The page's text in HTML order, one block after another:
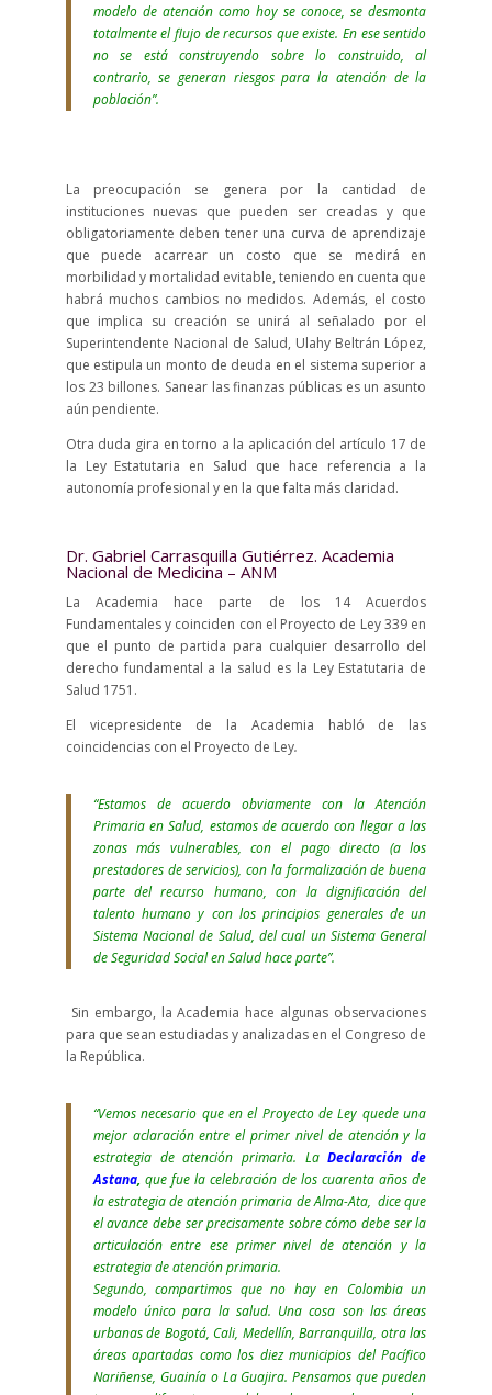
modelo de atención como hoy se conoce, se desmonta
totalmente el flujo de recursos que existe. En ese sentido
no se está construyendo sobre lo construido, al
contrario, se generan riesgos para la atención de la
población”.
La preocupación se genera por la cantidad de
instituciones nuevas que pueden ser creadas y que
obligatoriamente deben tener una curva de aprendizaje
que puede acarrear un costo que se medirá en
morbilidad y mortalidad evitable, teniendo en cuenta que
habrá muchos cambios no medidos. Además, el costo
que implica su creación se unirá al señalado por el
Superintendente Nacional de Salud, Ulahy Beltrán López,
que estipula un monto de deuda en el sistema superior a
los 23 billones. Sanear las finanzas públicas es un asunto
aún pendiente.
Otra duda gira en torno a la aplicación del artículo 17 de
la Ley Estatutaria en Salud que hace referencia a la
autonomía profesional y en la que falta más claridad.
Dr. Gabriel Carrasquilla Gutiérrez. Academia
Nacional de Medicina – ANM
La Academia hace parte de los 14 Acuerdos
Fundamentales y coinciden con el Proyecto de Ley 339 en
que el punto de partida para cualquier desarrollo del
derecho fundamental a la salud es la Ley Estatutaria de
Salud 1751.
El vicepresidente de la Academia habló de las
coincidencias con el Proyecto de Ley.
“Estamos de acuerdo obviamente con la Atención
Primaria en Salud, estamos de acuerdo con llegar a las
zonas más vulnerables, con el pago directo (a los
prestadores de servicios), con la formalización de buena
parte del recurso humano, con la dignificación del
talento humano y con los principios generales de un
Sistema Nacional de Salud, del cual un Sistema General
de Seguridad Social en Salud hace parte”.
Sin embargo, la Academia hace algunas observaciones
para que sean estudiadas y analizadas en el Congreso de
la República.
“Vemos necesario que en el Proyecto de Ley quede una
mejor aclaración entre el primer nivel de atención y la
estrategia de atención primaria. LaDeclaración de
Astana, que fue la celebración de los cuarenta años de
la estrategia de atención primaria de Alma-Ata, dice que
el avance debe ser precisamente sobre cómo debe ser la
articulación entre ese primer nivel de atención y la
estrategia de atención primaria.
Segundo, compartimos que no hay en Colombia un
modelo único para la salud. Una cosa son las áreas
urbanas de Bogotá, Cali, Medellín, Barranquilla, otra las
áreas apartadas como los diez municipios del Pacífico
Nariñense, Guainía o La Guajira. Pensamos que pueden